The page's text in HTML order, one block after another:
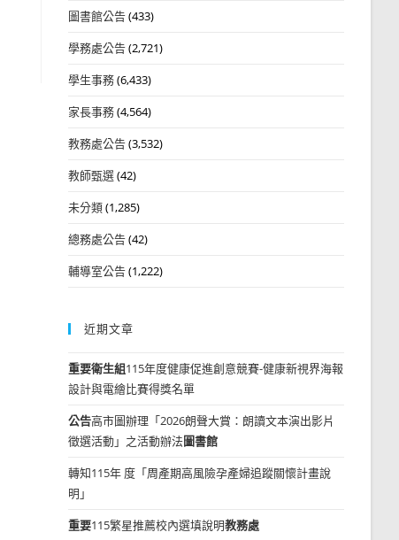
圖書館公告(433)
學務處公告(2,721)
學生事務(6,433)
家長事務(4,564)
教務處公告(3,532)
教師甄選(42)
未分類(1,285)
總務處公告(42)
輔導室公告(1,222)
近期文章
重要衛生組115年度健康促進創意競賽-健康新視界海報
設計與電繪比賽得獎名單
公告高市圖辦理「2026朗聲大賞：朗讀文本演出影片
徵選活動」之活動辦法圖書館
轉知115年 度「周產期高風險孕產婦追蹤關懷計畫說
明」
重要115繁星推薦校內選填說明教務處